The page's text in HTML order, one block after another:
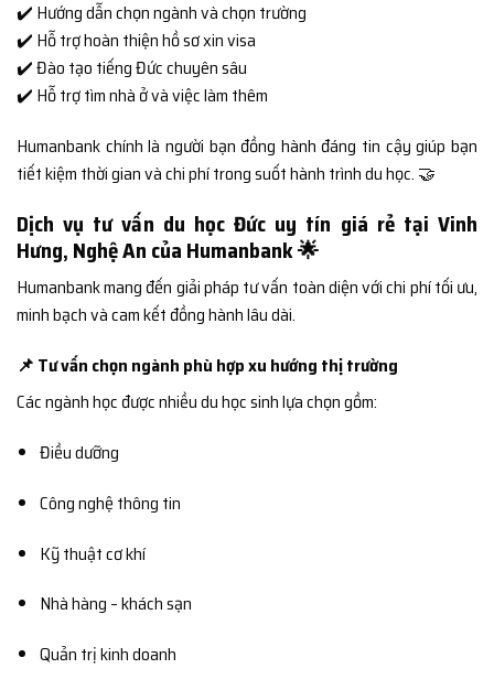
✔️ Hướng dẫn chọn ngành và chọn trường
✔️ Hỗ trợ hoàn thiện hồ sơ xin visa
✔️ Đào tạo tiếng Đức chuyên sâu
✔️ Hỗ trợ tìm nhà ở và việc làm thêm
Humanbank chính là người bạn đồng hành đáng tin cậy giúp bạn
tiết kiệm thời gian và chi phí trong suốt hành trình du học. 🤝
Dịch vụ tư vấn du học Đức uy tín giá rẻ tại Vinh
Hưng, Nghệ An của Humanbank 🌟
Humanbank mang đến giải pháp tư vấn toàn diện với chi phí tối ưu,
minh bạch và cam kết đồng hành lâu dài.
📌 Tư vấn chọn ngành phù hợp xu hướng thị trường
Các ngành học được nhiều du học sinh lựa chọn gồm:
Điều dưỡng
Công nghệ thông tin
Kỹ thuật cơ khí
Nhà hàng – khách sạn
Quản trị kinh doanh